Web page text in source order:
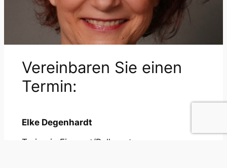
Vereinbaren Sie einen
Termin:
Elke Degenhardt
Trainerin Eissport/Rollsport